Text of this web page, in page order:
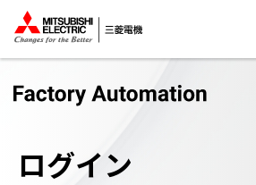
ログイン